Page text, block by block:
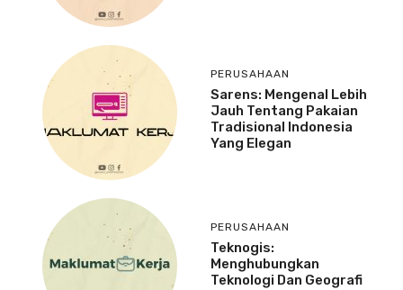
PERUSAHAAN
Sarens: Mengenal Lebih
Jauh Tentang Pakaian
Tradisional Indonesia
Yang Elegan
PERUSAHAAN
Teknogis:
Menghubungkan
Teknologi Dan Geografi